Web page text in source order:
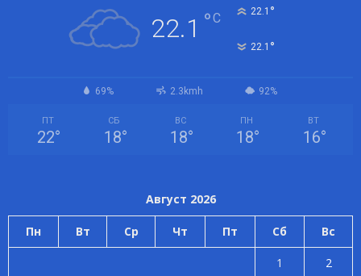
22.1 °C 22.1 °
22.1 °
69% 2.3kmh 92%
ПТ
22°
СБ
18°
ВС
18°
ПН
18°
ВТ
16°
Август 2026
Пн Вт Ср Чт Пт Сб Вс
1
2